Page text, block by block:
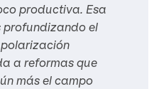
productiva. Esa
profundizando el
a reformas que
más el campo